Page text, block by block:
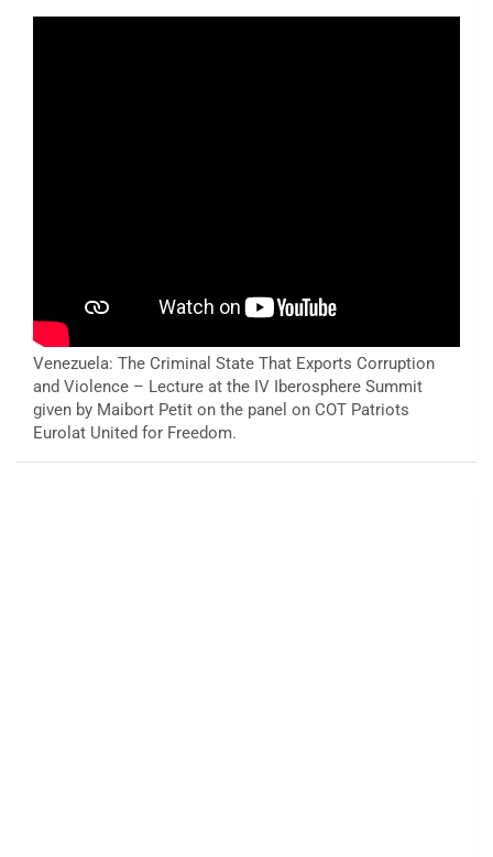
Venezuela: The Criminal State That Exports Corruption
and Violence – Lecture at the IV Iberosphere Summit
given by Maibort Petit on the panel on COT Patriots
Eurolat United for Freedom.